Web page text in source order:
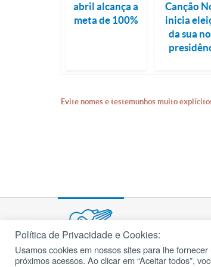
abril alcança a
meta de 100%
Canção
inicia
da sua
Evite nomes e testemunhos muito
cancaonova.com© 2002 – 2026
Política de Privacidade e Cookies:
Usamos cookies em nossos sites para lhe
próximos acessos. Ao clicar em “Aceitar todos”,